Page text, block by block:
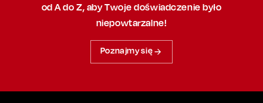
od A do Z, abyTwoje doświadczenie było
niepowtarzalne!
Poznajmy się